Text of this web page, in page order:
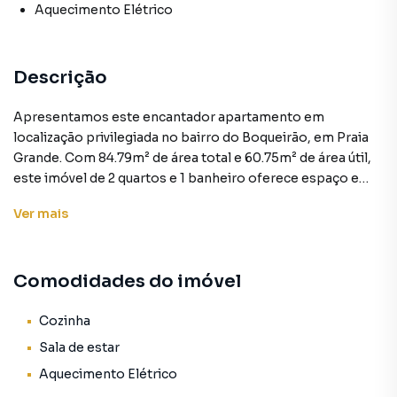
Aquecimento Elétrico
Descrição
Apresentamos este encantador apartamento em
localização privilegiada no bairro do Boqueirão, em Praia
Grande. Com 84.79m² de área total e 60.75m² de área útil,
este imóvel de 2 quartos e 1 banheiro oferece espaço e
TV de tela grande. A cozinha, por sua vez, é equipada com
praticidade no dia a dia.
aquecimento elétrico, que garante conforto durante os
Ver mais
Comodidades do imóvel
Cozinha
Sala de estar
Aquecimento Elétrico